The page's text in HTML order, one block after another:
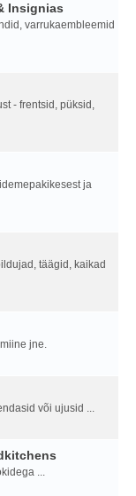
Insignias
varrukaembleemid
- frentsid, püksid,
ja
täägid, kaikad
jne.
või ujusid ...
...